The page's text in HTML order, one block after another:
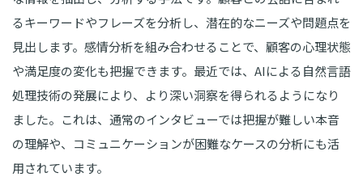
るキーワードやフレーズを分析し、潜在的なニーズや問題点を
見出します。感情分析を組み合わせることで、顧客の心理状態
や満足度の変化も把握できます。最近では、AIによる自然言語
処理技術の発展により、より深い洞察を得られるようになり
ました。これは、通常のインタビューでは把握が難しい本音
の理解や、コミュニケーションが困難なケースの分析にも活
用されています。